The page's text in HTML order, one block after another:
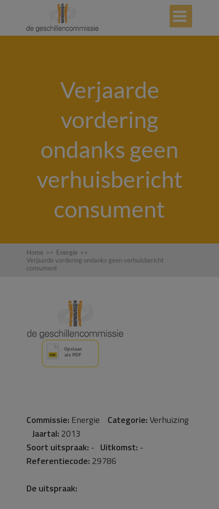

Verjaarde
vordering
ondanks geen
verhuisbericht
consument
Home >> Energie >>
Verjaarde vordering ondanks geen verhuisbericht
consument
Commissie: Energie Categorie:Verhuizing
Jaartal: 2013
Soort uitspraak: - Uitkomst: -
Referentiecode: 29786
De uitspraak: